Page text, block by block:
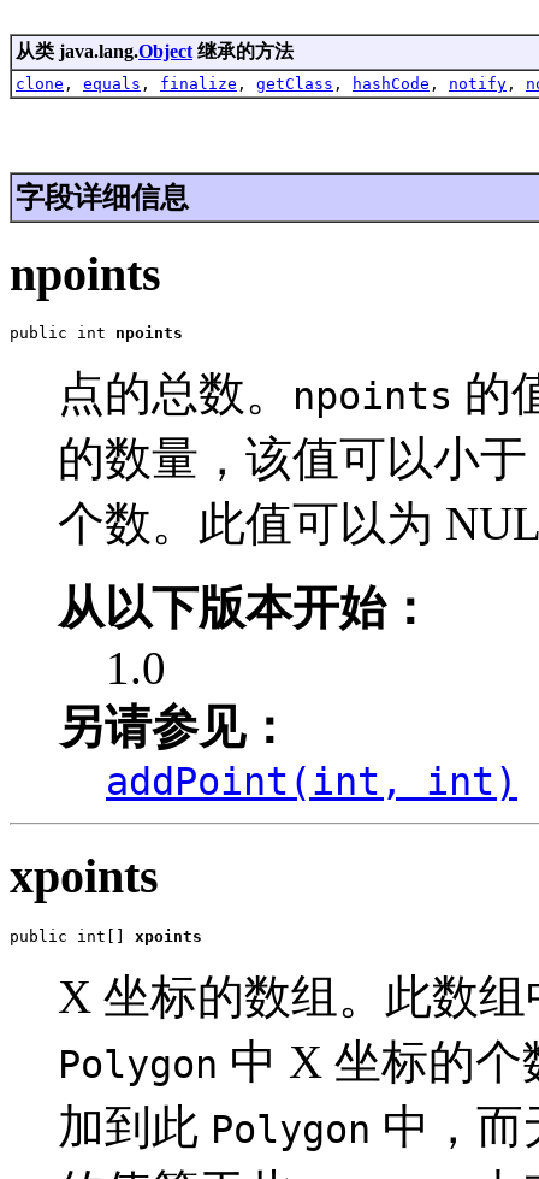
从类 java.lang.Object 继承的方法
clone , equals , finalize , getClass , hashCode , notify ,
字段详细信息
npoints
public int npoints
点的总数。 npoints 的
的数量，该值可以小于
个数。此值可以为
从以下版本开始：
1.0
另请参见：
addPoint(int, int)
xpoints
public int[] xpoints
X 坐标的数组。此数
Polygon 中 X 坐标的
加到此 Polygon 中，而